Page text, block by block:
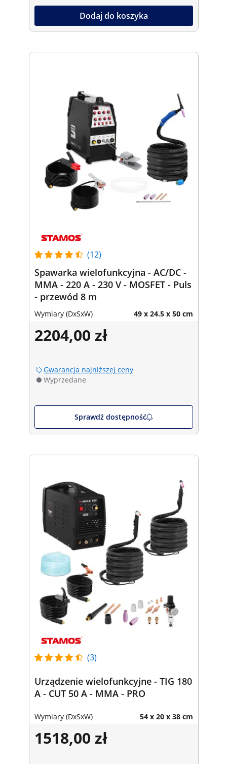
Dodaj do koszyka
(12)
Spawarka wielofunkcyjna - AC/DC -
MMA - 220 A - 230 V - MOSFET - Puls
- przewód 8 m
Wymiary (DxSxW) 49 x 24.5 x 50 cm
2204,00 zł
Gwarancja najniższej ceny
Wyprzedane
Sprawdź dostępność
(3)
Urządzenie wielofunkcyjne - TIG 180
A - CUT 50 A - MMA - PRO
Wymiary (DxSxW) 54 x 20 x 38 cm
1518,00 zł